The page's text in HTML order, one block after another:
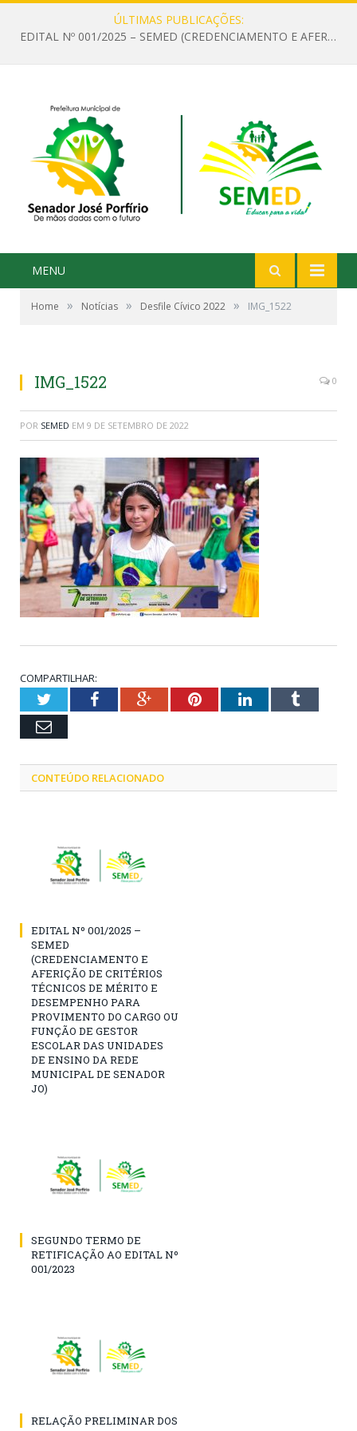
ÚLTIMAS PUBLICAÇÕES:
EDITAL Nº 001/2025 – SEMED (CREDENCIAMENTO E AFERIÇÃO DE CRITÉRIOS TÉCNICOS DE MÉRITO E DESEMPENHO PARA PROVIMENTO DO CARGO OU FUNÇÃO DE GESTOR ESCOLAR DAS UNIDADES DE ENSINO DA REDE MUNICIPAL DE SENADOR JO)
MENU
Home » Notícias » Desfile Cívico 2022 » IMG_1522
IMG_1522 0
POR SEMED EM 9 DE SETEMBRO DE 2022
COMPARTILHAR:
TwitterFacebookGoogle+PinterestLinkedInTumblr
Email
CONTEÚDO RELACIONADO
EDITAL Nº 001/2025 –
SEMED
(CREDENCIAMENTO E
AFERIÇÃO DE CRITÉRIOS
TÉCNICOS DE MÉRITO E
DESEMPENHO PARA
PROVIMENTO DO CARGO OU
FUNÇÃO DE GESTOR
ESCOLAR DAS UNIDADES
DE ENSINO DA REDE
MUNICIPAL DE SENADOR
JO)
SEGUNDO TERMO DE
RETIFICAÇÃO AO EDITAL Nº
001/2023
RELAÇÃO PRELIMINAR DOS